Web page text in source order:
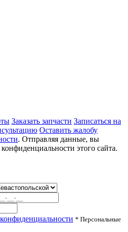
Заказать запчасти Записаться на
Оставить жалобу
. Отправляя данные, вы
этого сайта.
* Персональные